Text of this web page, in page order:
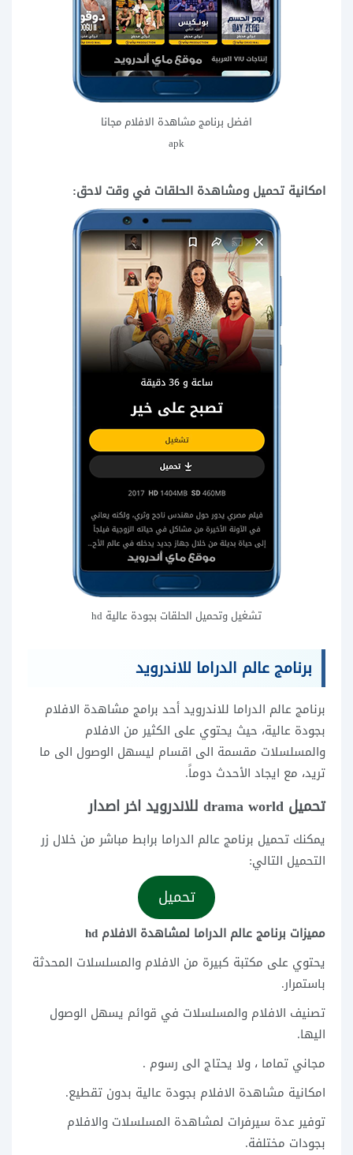
افضل برنامج مشاهدة الافلام مجانا
apk
امكانية تحميل ومشاهدة الحلقات في وقت لاحق:
تشغيل وتحميل الحلقات بجودة عالية hd
برنامج عالم الدراما للاندرويد
برنامج عالم الدراما للاندرويد أحد برامج مشاهدة الافلام
بجودة عالية، حيث يحتوي على الكثير من الافلام
والمسلسلات مقسمة الى اقسام ليسهل الوصول الى ما
تريد، مع ايجاد الأحدث دوماً.
تحميل drama world للاندرويد اخر اصدار
يمكنك تحميل برنامج عالم الدراما برابط مباشر من خلال زر
التحميل التالي:
تحميل
مميزات برنامج عالم الدراما لمشاهدة الافلام hd
يحتوي على مكتبة كبيرة من الافلام والمسلسلات المحدثة
باستمرار.
تصنيف الافلام والمسلسلات في قوائم يسهل الوصول
اليها.
مجاني تماما ، ولا يحتاج الى رسوم .
امكانية مشاهدة الافلام بجودة عالية بدون تقطيع.
توفير عدة سيرفرات لمشاهدة المسلسلات والافلام
بجودات مختلفة.